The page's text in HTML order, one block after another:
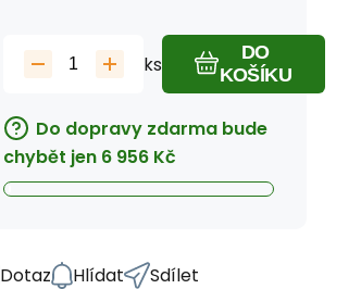
ks
DO
KOŠÍKU
Do dopravy zdarma bude
chybět jen 6 956 Kč
Dotaz Hlídat Sdílet